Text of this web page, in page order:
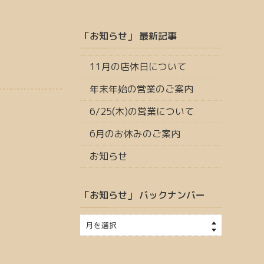
「お知らせ」 最新記事
11月の店休日について
年末年始の営業のご案内
6/25(木)の営業について
6月のお休みのご案内
お知らせ
「お知らせ」 バックナンバー